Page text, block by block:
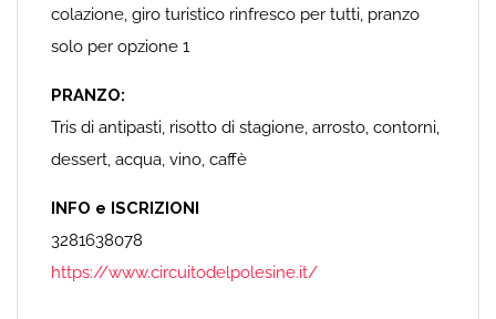
colazione, giro turistico rinfresco per tutti, pranzo
solo per opzione 1
PRANZO:
Tris di antipasti, risotto di stagione, arrosto, contorni,
dessert, acqua, vino, caffè
INFO e ISCRIZIONI
3281638078
https://www.circuitodelpolesine.it/